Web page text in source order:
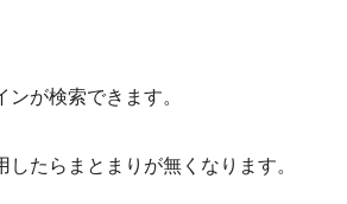
が検索できます。
たらまとまりが無くなります。